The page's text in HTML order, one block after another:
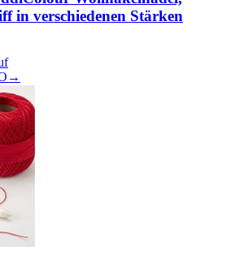
in verschiedenen Stärken
→